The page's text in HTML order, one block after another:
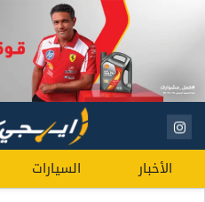
الأخبار السيارات